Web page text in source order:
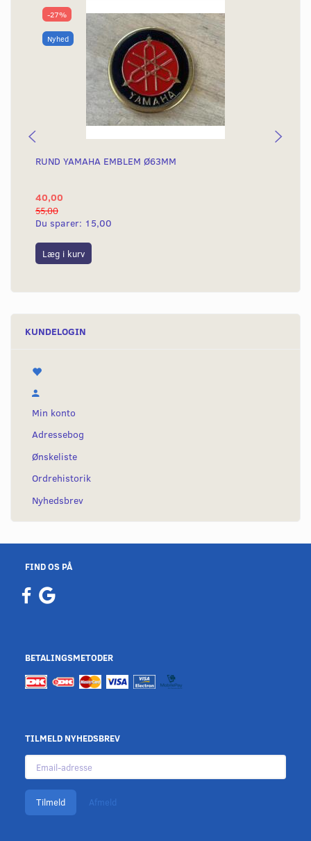
-27%
Nyhed
RUND YAMAHA EMBLEM Ø63MM
40,00
55,00
Du sparer: 15,00
Læg i kurv
KUNDELOGIN
Min konto
Adressebog
Ønskeliste
Ordrehistorik
Nyhedsbrev
FIND OS PÅ
BETALINGSMETODER
TILMELD NYHEDSBREV
Email-
adresse
Tilmeld Afmeld